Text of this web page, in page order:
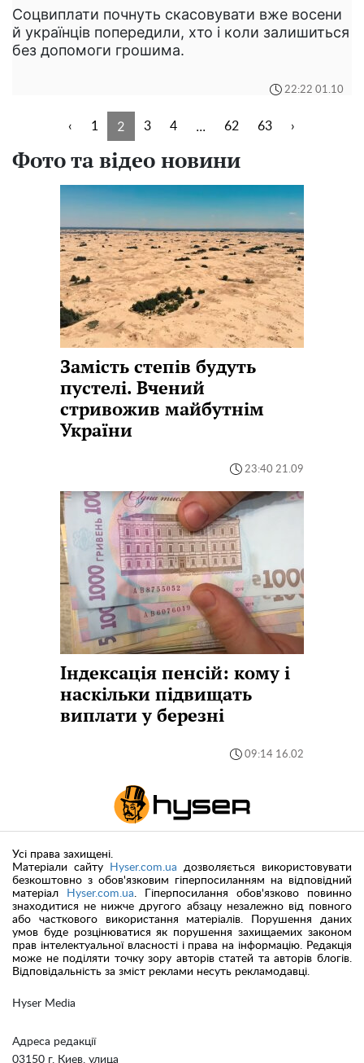
Соцвиплати почнуть скасовувати вже восени
й українців попередили, хто і коли залишиться
без допомоги грошима.
22:22 01.10
‹ 1 2 3 4 ... 62 63 ›
Фото та відео новини
Замість степів будуть
пустелі. Вчений
стривожив майбутнім
України
23:40 21.09
Індексація пенсій: кому і
наскільки підвищать
виплати у березні
09:14 16.02
Hyser Media
Адреса редакції
03150 г. Киев, улица
Усі права захищені.
Матеріали сайту
Hyser.com.ua дозволяється використовувати
безкоштовно з обов'язковим гіперпосиланням на відповідний
матеріал
Hyser.com.ua. Гіперпосилання обов'язково повинно
знаходитися не нижче другого абзацу незалежно від повного
або часткового використання матеріалів. Порушення даних
умов буде розцінюватися як порушення захищаемих законом
прав інтелектуальної власності і права на інформацію. Редакція
може не поділяти точку зору авторів статей та авторів блогів.
Відповідальність за зміст реклами несуть рекламодавці.